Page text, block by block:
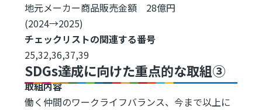
地元メーカー商品販売金額 28億円
(2024→2025)
チェックリストの関連する番号
25,32,36,37,39
SDGs達成に向けた重点的な取組③
取組内容
働く仲間のワークライフバランス、今まで以上に